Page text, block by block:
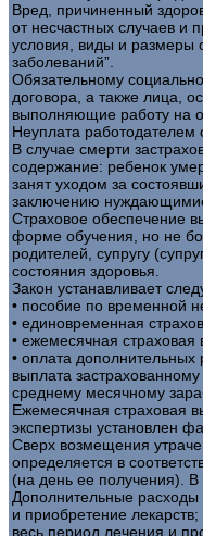
Вред, причиненный
от несчастных случаев и
условия, виды и размеры
заболеваний”.
Обязательному
договора, а также лица,
выполняющие работу на
Неуплата работодателем
В случае смерти
содержание: ребенок
занят уходом за
заключению
Страховое обеспечение
форме обучения, но не
родителей, супругу
состояния здоровья.
Закон устанавливает
• пособие по временной
• единовременная
• ежемесячная
• оплата
выплата
среднему месячному
Ежемесячная страховая
экспертизы установлен
Сверх возмещения
определяется в
(на день ее получения).
Дополнительные
и приобретение
весь период лечения и